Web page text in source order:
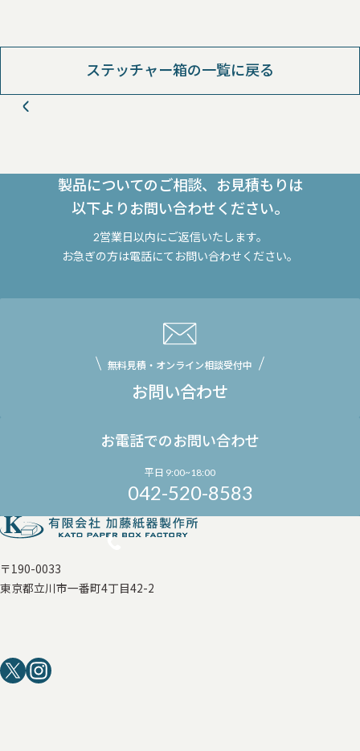
ステッチャー箱の一覧に戻る
製品についてのご相談、お見積もりは
以下よりお問い合わせください。
2営業日以内にご返信いたします。
お急ぎの方は電話にてお問い合わせください。
無料見積・オンライン相談受付中
お問い合わせ
お電話でのお問い合わせ
平日 9:00~18:00
042-520-8583
〒190-0033
東京都立川市一番町4丁目42-2